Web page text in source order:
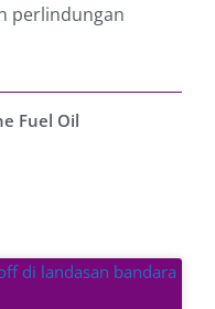
perlindungan
Fuel Oil